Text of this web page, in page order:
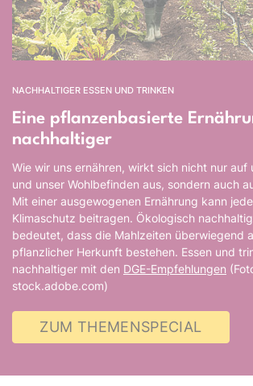
NACHHALTIGER ESSEN UND TRINKEN
Eine pflanzenbasierte
nachhaltiger
Wie wir uns ernähren, wirkt sich nicht nur auf
und unser Wohlbefinden aus, sondern auch
Mit einer ausgewogenen Ernährung kann
Klimaschutz beitragen. Ökologisch
bedeutet, dass die Mahlzeiten überwiegend
pflanzlicher Herkunft bestehen. Essen und
nachhaltiger mit den DGE-Empfehlungen
stock.adobe.com)
ZUM THEMENSPECIAL